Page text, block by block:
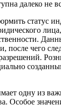
далеко не
статус
после чего
одну из
Особое